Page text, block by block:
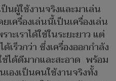
นผู้ใช้งานจริงและมาเล่น
เครื่องเล่นนี้เป็นเครื่องเล่น
ะเราได้ใช้ในระยะยาว แต่
ร็วกว่า ซึ่งเครื่องออกกำลัง
ได้ดีมากและสะอาด พร้อม
องเป็นคนใช้งานจริงทั้ง